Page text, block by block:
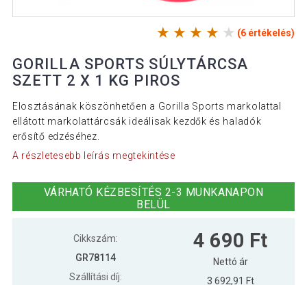
(6 értékelés)
GORILLA SPORTS SÚLYTÁRCSA
SZETT 2 X 1 KG PIROS
Elosztásának köszönhetően a Gorilla Sports markolattal
ellátott markolattárcsák ideálisak kezdők és haladók
erősítő edzéséhez.
A részletesebb leírás megtekintése
VÁRHATÓ KÉZBESÍTÉS 2-3 MUNKANAPON
BELÜL
Cikkszám:
GR78114
Szállítási díj:
4 690 Ft
Nettó ár
3 692,91 Ft